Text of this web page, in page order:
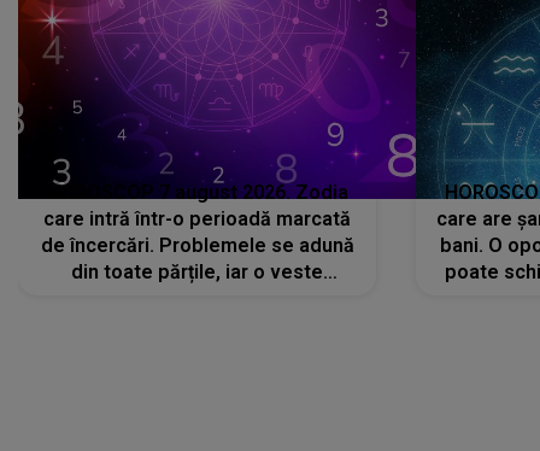
HOROSCOP 7 august 2026. Zodia
care intră într-o perioadă marcată
de încercări. Problemele se adună
din toate părțile, iar o veste
care are
bani. O
poate